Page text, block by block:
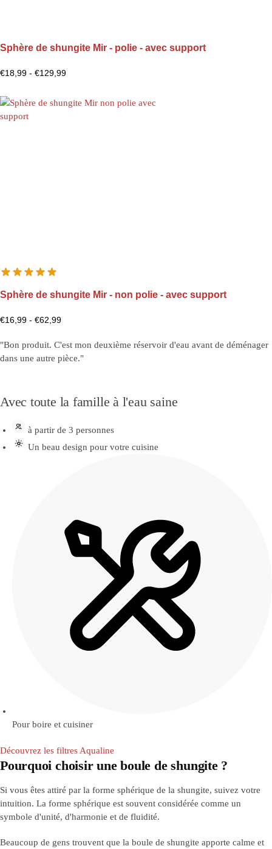
Sphère de shungite Mir - polie - avec support
€18,99 - €129,99
Sphère de shungite Mir - non polie - avec support
€16,99 - €62,99
"Bon produit. C'est mon deuxième réservoir d'eau avant de déménager
dans une autre pièce."
Avec toute la famille à l'eau saine
à partir de 3 personnes
Un beau design pour votre cuisine
Pour boire et cuisiner
Découvrez les filtres Aqualine
Pourquoi choisir une boule de shungite ?
Si vous êtes attiré par la forme sphérique de la shungite, suivez votre
intuition. La forme sphérique est souvent considérée comme un
symbole d'unité, d'harmonie et de fluidité.
Beaucoup de gens trouvent que la boule de shungite apporte calme et